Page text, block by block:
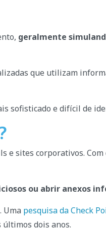
geralmente
que utilizam
sofisticado e difícil de
sites corporativos. Com
ou abrir anexos
Uma pesquisa da Check
dois anos.